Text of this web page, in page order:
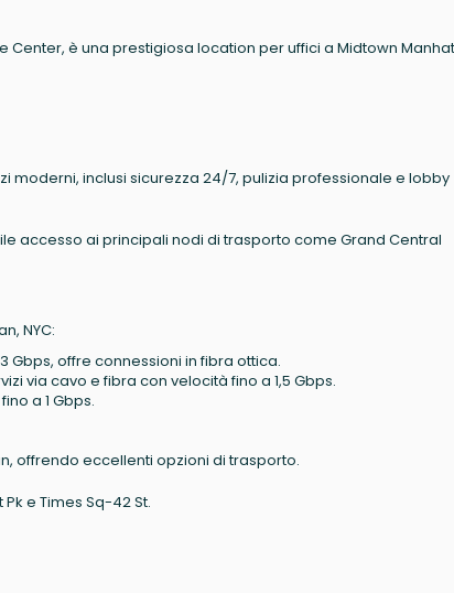
Center, è una prestigiosa location per uffici a Midtown
moderni, inclusi sicurezza 24/7, pulizia professionale e lobby
accesso ai principali nodi di trasporto come Grand Central
NYC:
Gbps, offre connessioni in fibra ottica.
via cavo e fibra con velocità fino a 1,5 Gbps.
a 1 Gbps.
offrendo eccellenti opzioni di trasporto.
Pk e Times Sq-42 St.